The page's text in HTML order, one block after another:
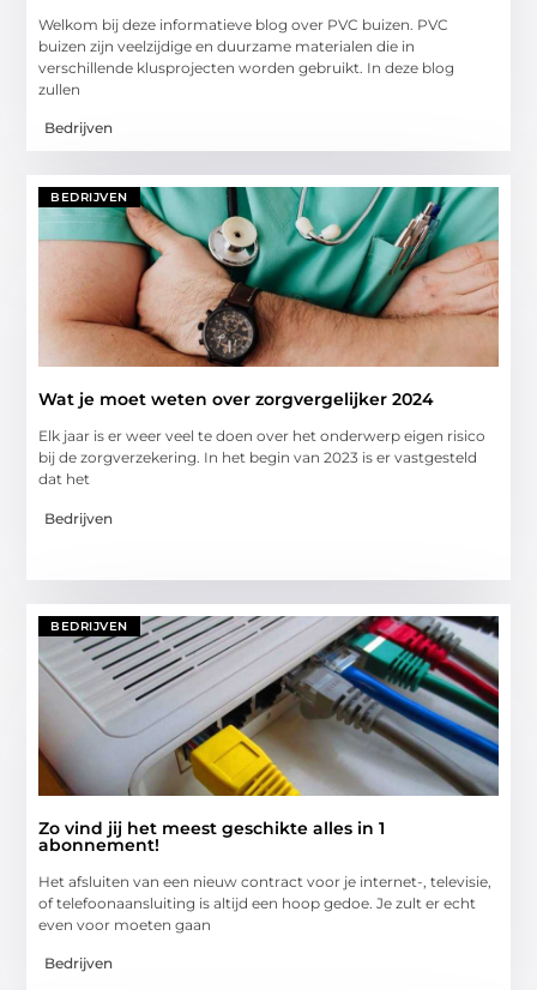
Welkom bij deze informatieve blog over PVC buizen. PVC
buizen zijn veelzijdige en duurzame materialen die in
verschillende klusprojecten worden gebruikt. In deze blog
zullen
Bedrijven
BEDRIJVEN
Wat je moet weten over zorgvergelijker 2024
Elk jaar is er weer veel te doen over het onderwerp eigen risico
bij de zorgverzekering. In het begin van 2023 is er vastgesteld
dat het
Bedrijven
BEDRIJVEN
Zo vind jij het meest geschikte alles in 1
abonnement!
Het afsluiten van een nieuw contract voor je internet-, televisie,
of telefoonaansluiting is altijd een hoop gedoe. Je zult er echt
even voor moeten gaan
Bedrijven